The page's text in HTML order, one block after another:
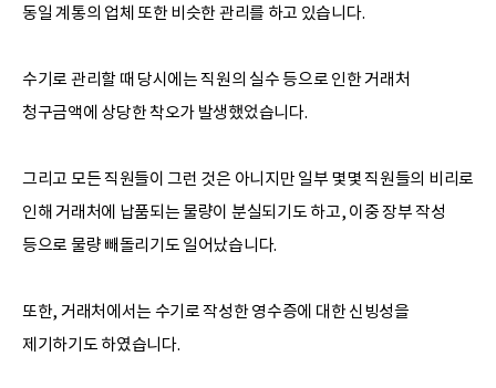
동일 계통의 업체 또한 비슷한 관리를 하고 있습니다.
수기로 관리할 때 당시에는 직원의 실수 등으로 인한 거래처
청구금액에 상당한 착오가 발생했었습니다.
그리고 모든 직원들이 그런 것은 아니지만 일부 몇몇 직원들의 비리로
인해 거래처에 납품되는 물량이 분실되기도 하고, 이중 장부 작성
등으로 물량 빼돌리기도 일어났습니다.
또한, 거래처에서는 수기로 작성한 영수증에 대한 신빙성을
제기하기도 하였습니다.